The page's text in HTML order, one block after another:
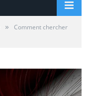
»
Comment chercher